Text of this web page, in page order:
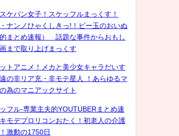
ケバン女子！スケッフルまっくす！
・ナンノひゃくしきっ!！ビー玉のおいぬ
まとめ速報） 話題な事件からおもし
まで取り上げまっくす
トアニメ！メカと美少女キャラだいす
の非リア充・非モテ星人 ！あらゆるマ
為のマニアックサイト
フル-専業主夫的YOUTUBERまとめ速
モデブロリコンおたく！初老人の介護
激動の1750日